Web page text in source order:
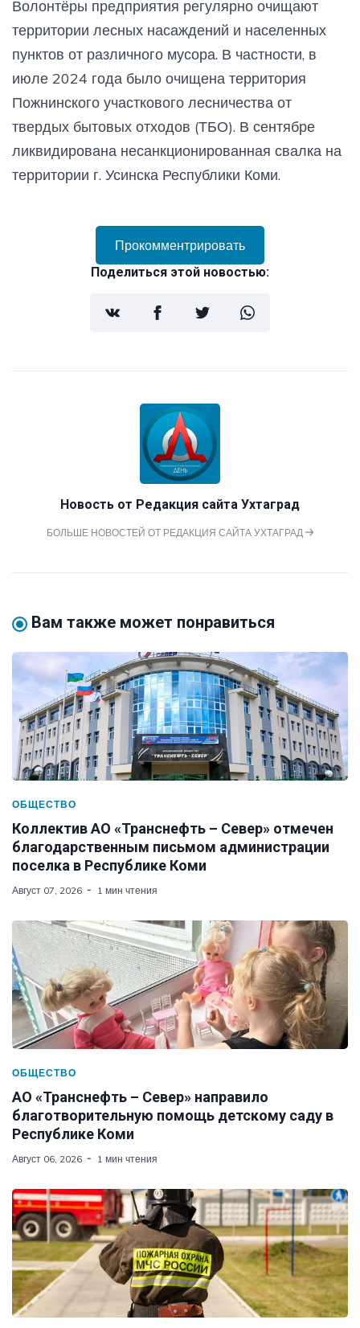
Волонтёры предприятия регулярно очищают
территории лесных насаждений и населенных
пунктов от различного мусора. В частности, в
июле 2024 года было очищена территория
Пожнинского участкового лесничества от
твердых бытовых отходов (ТБО). В сентябре
ликвидирована несанкционированная свалка на
территории г. Усинска Республики Коми.
Прокомментрировать
Поделиться этой новостью:
Новость от Редакция сайта Ухтаград
БОЛЬШЕ НОВОСТЕЙ ОТ РЕДАКЦИЯ САЙТА УХТАГРАД
Вам также может понравиться
ОБЩЕСТВО
Коллектив АО «Транснефть – Север» отмечен
благодарственным письмом администрации
поселка в Республике Коми
Август 07, 2026 1 мин чтения
ОБЩЕСТВО
АО «Транснефть – Север» направило
благотворительную помощь детскому саду в
Республике Коми
Август 06, 2026 1 мин чтения